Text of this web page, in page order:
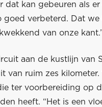
dat kan gebeuren als
goed verbeterd. Dat
van onze
aan de kustlijn van
van ruim zes
ter voorbereiding op
heeft. “Het is een